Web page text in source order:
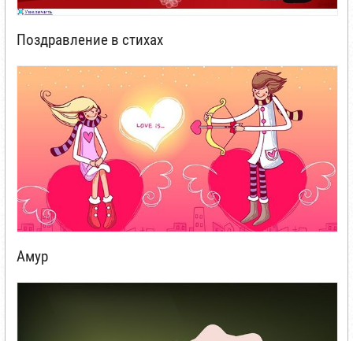
Поздравление в стихах
Амур